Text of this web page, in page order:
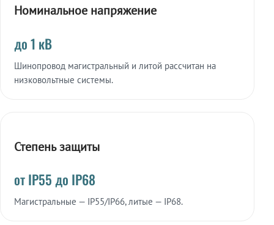
Номинальное напряжение
до 1 кВ
Шинопровод магистральный и литой рассчитан на
низковольтные системы.
Степень защиты
от IP55 до IP68
Магистральные — IP55/IP66, литые — IP68.